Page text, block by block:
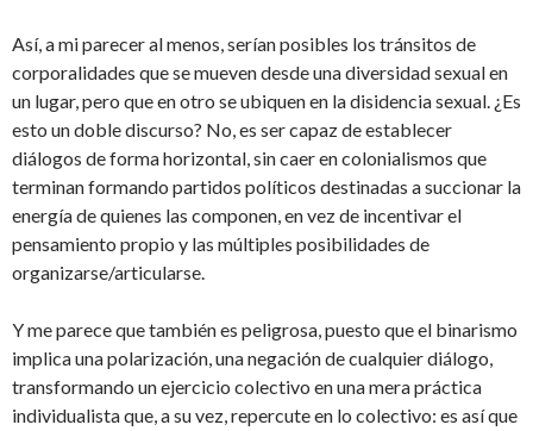
Así, a mi parecer al menos, serían posibles los tránsitos de
corporalidades que se mueven desde una diversidad sexual en
un lugar, pero que en otro se ubiquen en la disidencia sexual. ¿Es
esto un doble discurso? No, es ser capaz de establecer
diálogos de forma horizontal, sin caer en colonialismos que
terminan formando partidos políticos destinadas a succionar la
energía de quienes las componen, en vez de incentivar el
pensamiento propio y las múltiples posibilidades de
organizarse/articularse.
Y me parece que también es peligrosa, puesto que el binarismo
implica una polarización, una negación de cualquier diálogo,
transformando un ejercicio colectivo en una mera práctica
individualista que, a su vez, repercute en lo colectivo: es así que